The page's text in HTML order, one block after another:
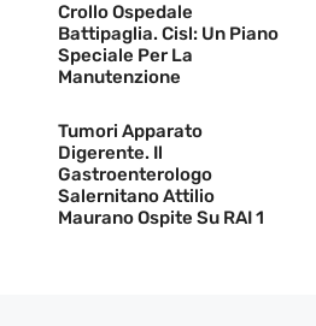
Crollo Ospedale
Battipaglia. Cisl: Un Piano
Speciale Per La
Manutenzione
Tumori Apparato
Digerente. Il
Gastroenterologo
Salernitano Attilio
Maurano Ospite Su RAI 1